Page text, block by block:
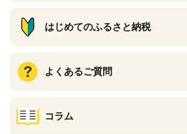
はじめてのふるさと納税
よくあるご質問
コラム